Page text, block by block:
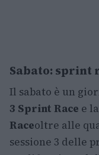
Sabato: sprint
Il sabato è un
3 Sprint Race e la
Raceoltre alle
sessione 3 delle